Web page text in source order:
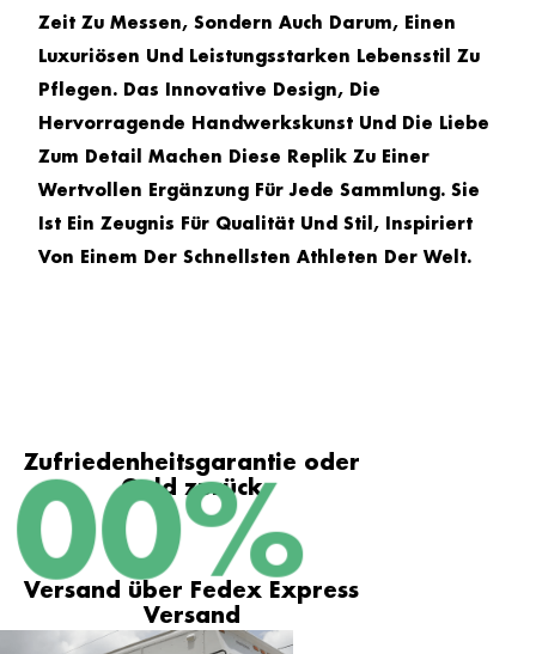
Zeit Zu Messen, Sondern Auch Darum, Einen
Luxuriösen Und Leistungsstarken Lebensstil Zu
Pflegen. Das Innovative Design, Die
Hervorragende Handwerkskunst Und Die Liebe
Zum Detail Machen Diese Replik Zu Einer
Wertvollen Ergänzung Für Jede Sammlung. Sie
Ist Ein Zeugnis Für Qualität Und Stil, Inspiriert
Von Einem Der Schnellsten Athleten Der Welt.
Zufriedenheitsgarantie oder
Geld zurück
%
Versand über Fedex Express
Versand